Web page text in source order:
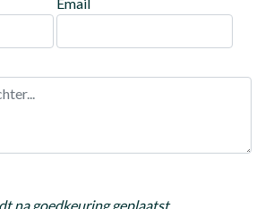
na goedkeuring geplaatst.